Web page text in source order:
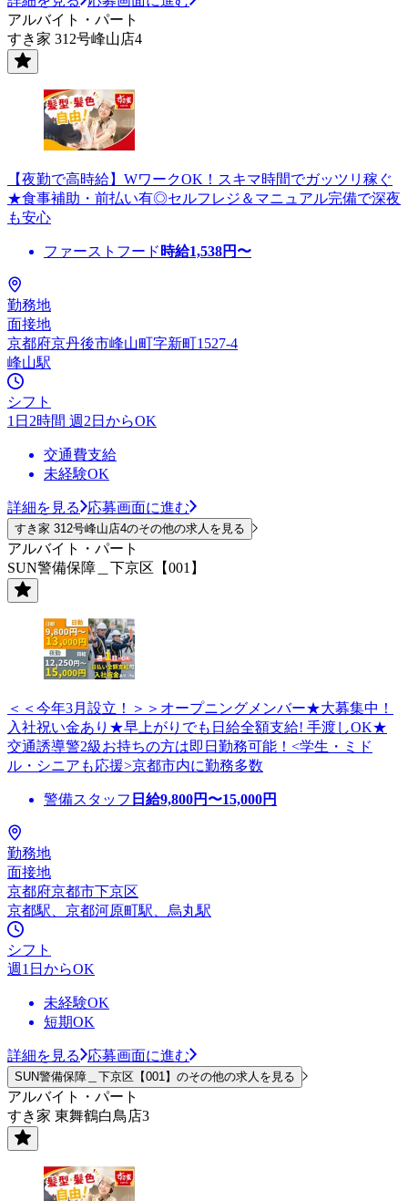
アルバイト・パート
すき家 312号峰山店4
【夜勤で高時給】WワークOK！スキマ時間でガッツリ稼ぐ
★食事補助・前払い有◎セルフレジ＆マニュアル完備で深夜
も安心
ファーストフード 時給1,538円〜
勤務地
面接地
京都府京丹後市峰山町字新町1527-4
峰山駅
シフト
1日2時間 週2日からOK
交通費支給
未経験OK
詳細を見る 応募画面に進む
すき家 312号峰山店4のその他の求人を見る
アルバイト・パート
SUN警備保障＿下京区【001】
＜＜今年3月設立！＞＞オープニングメンバー★大募集中！
入社祝い金あり★早上がりでも日給全額支給! 手渡しOK★
交通誘導警2級お持ちの方は即日勤務可能！<学生・ミド
ル・シニアも応援>京都市内に勤務多数
警備スタッフ 日給9,800円〜15,000円
勤務地
面接地
京都府京都市下京区
京都駅、京都河原町駅、烏丸駅
シフト
週1日からOK
未経験OK
短期OK
詳細を見る 応募画面に進む
SUN警備保障＿下京区【001】のその他の求人を見る
アルバイト・パート
すき家 東舞鶴白鳥店3